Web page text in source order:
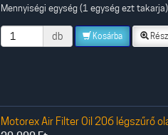
Mennyiségi egység (1 egység ezt
db Kosárba
Motorex Air Filter Oil 206 légszűrő